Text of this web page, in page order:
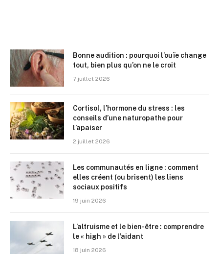
Bonne audition : pourquoi l’ouïe change
tout, bien plus qu’on ne le croit
7 juillet 2026
Cortisol, l’hormone du stress : les
conseils d’une naturopathe pour
l’apaiser
2 juillet 2026
Les communautés en ligne : comment
elles créent (ou brisent) les liens
sociaux positifs
19 juin 2026
L’altruisme et le bien-être : comprendre
le « high » de l’aidant
18 juin 2026